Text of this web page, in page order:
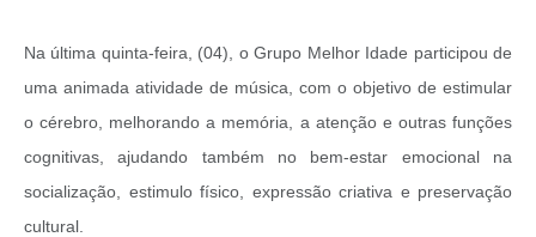
Na última quinta-feira, (04), o Grupo Melhor Idade participou de
uma animada atividade de música, com o objetivo de estimular
o cérebro, melhorando a memória, a atenção e outras funções
cognitivas, ajudando também no bem-estar emocional na
socialização, estimulo físico, expressão criativa e preservação
cultural.